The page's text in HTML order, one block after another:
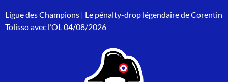
:
Ligue des Champions | Le pénalty-drop légendaire de Corentin
Tolisso avec l’OL 04/08/2026